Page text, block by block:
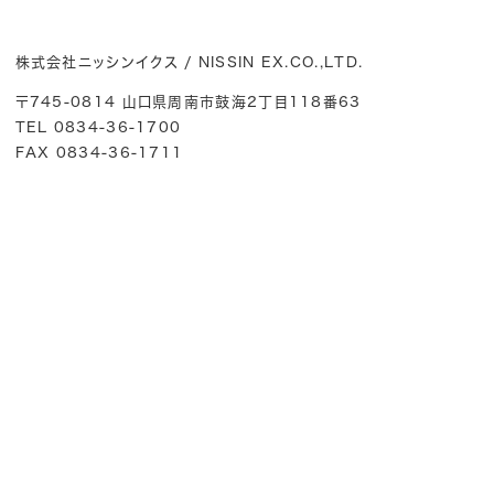
株式会社ニッシンイクス / NISSIN EX.CO.,LTD.
〒745-0814 山口県周南市鼓海2丁目118番63
TEL 0834-36-1700
FAX 0834-36-1711